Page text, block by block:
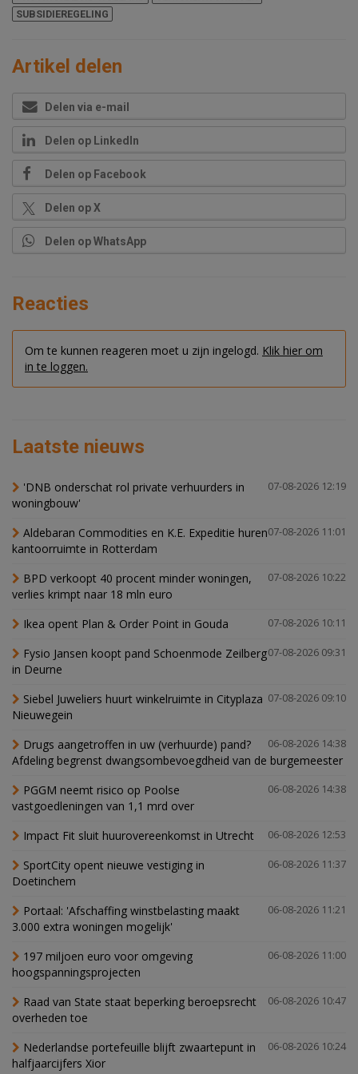
SUBSIDIEREGELING
Artikel delen
Delen via e-mail
Delen op LinkedIn
Delen op Facebook
Delen op X
Delen op WhatsApp
Reacties
Om te kunnen reageren moet u zijn ingelogd. Klik hier om
in te loggen.
Laatste nieuws
07-08-2026 12:19
'DNB onderschat rol private verhuurders in
woningbouw'
07-08-2026 11:01
Aldebaran Commodities en K.E. Expeditie huren
kantoorruimte in Rotterdam
07-08-2026 10:22
BPD verkoopt 40 procent minder woningen,
verlies krimpt naar 18 mln euro
07-08-2026 10:11
Ikea opent Plan & Order Point in Gouda
07-08-2026 09:31
Fysio Jansen koopt pand Schoenmode Zeilberg
in Deurne
07-08-2026 09:10
Siebel Juweliers huurt winkelruimte in Cityplaza
Nieuwegein
06-08-2026 14:38
Drugs aangetroffen in uw (verhuurde) pand?
Afdeling begrenst dwangsombevoegdheid van de burgemeester
06-08-2026 14:38
PGGM neemt risico op Poolse
vastgoedleningen van 1,1 mrd over
06-08-2026 12:53
Impact Fit sluit huurovereenkomst in Utrecht
06-08-2026 11:37
SportCity opent nieuwe vestiging in
Doetinchem
06-08-2026 11:21
Portaal: 'Afschaffing winstbelasting maakt
3.000 extra woningen mogelijk'
06-08-2026 11:00
197 miljoen euro voor omgeving
hoogspanningsprojecten
06-08-2026 10:47
Raad van State staat beperking beroepsrecht
overheden toe
06-08-2026 10:24
Nederlandse portefeuille blijft zwaartepunt in
halfjaarcijfers Xior